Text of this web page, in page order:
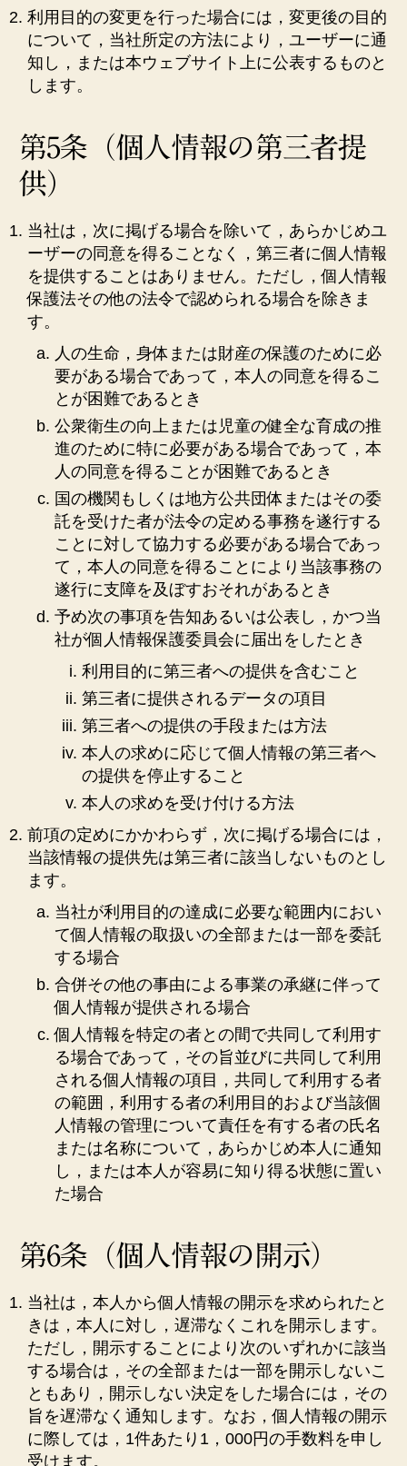
利用目的の変更を行った場合には，変更後の目的
について，当社所定の方法により，ユーザーに通
知し，または本ウェブサイト上に公表するものと
します。
第5条（個人情報の第三者提
供）
当社は，次に掲げる場合を除いて，あらかじめユ
ーザーの同意を得ることなく，第三者に個人情報
を提供することはありません。ただし，個人情報
保護法その他の法令で認められる場合を除きま
す。
人の生命，身体または財産の保護のために必
要がある場合であって，本人の同意を得るこ
とが困難であるとき
公衆衛生の向上または児童の健全な育成の推
進のために特に必要がある場合であって，本
人の同意を得ることが困難であるとき
国の機関もしくは地方公共団体またはその委
託を受けた者が法令の定める事務を遂行する
ことに対して協力する必要がある場合であっ
て，本人の同意を得ることにより当該事務の
遂行に支障を及ぼすおそれがあるとき
予め次の事項を告知あるいは公表し，かつ当
社が個人情報保護委員会に届出をしたとき
利用目的に第三者への提供を含むこと
第三者に提供されるデータの項目
第三者への提供の手段または方法
本人の求めに応じて個人情報の第三者へ
の提供を停止すること
本人の求めを受け付ける方法
前項の定めにかかわらず，次に掲げる場合には，
当該情報の提供先は第三者に該当しないものとし
ます。
当社が利用目的の達成に必要な範囲内におい
て個人情報の取扱いの全部または一部を委託
する場合
合併その他の事由による事業の承継に伴って
個人情報が提供される場合
個人情報を特定の者との間で共同して利用す
る場合であって，その旨並びに共同して利用
される個人情報の項目，共同して利用する者
の範囲，利用する者の利用目的および当該個
人情報の管理について責任を有する者の氏名
または名称について，あらかじめ本人に通知
し，または本人が容易に知り得る状態に置い
た場合
第6条（個人情報の開示）
当社は，本人から個人情報の開示を求められたと
きは，本人に対し，遅滞なくこれを開示します。
ただし，開示することにより次のいずれかに該当
する場合は，その全部または一部を開示しないこ
ともあり，開示しない決定をした場合には，その
旨を遅滞なく通知します。なお，個人情報の開示
に際しては，1件あたり1，000円の手数料を申し
受けます。